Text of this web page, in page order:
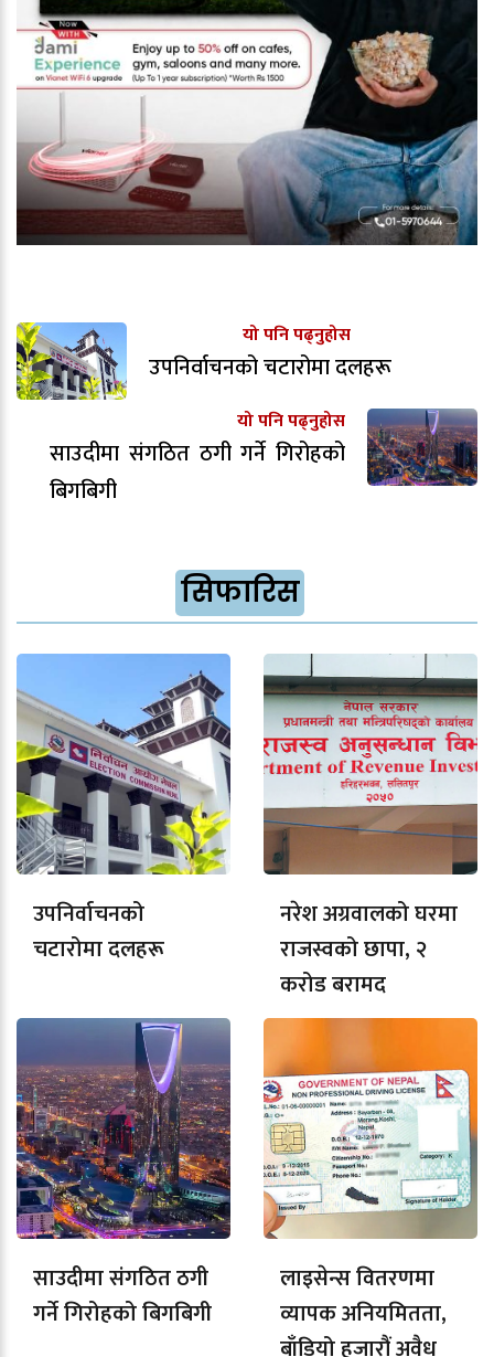
यो पनि पढ्नुहोस
उपनिर्वाचनको चटारोमा दलहरू
यो पनि पढ्नुहोस
साउदीमा संगठित ठगी गर्ने गिरोहको
बिगबिगी
सिफारिस
उपनिर्वाचनको
चटारोमा दलहरू
नरेश अग्रवालको घरमा
राजस्वको छापा, २
करोड बरामद
साउदीमा संगठित ठगी
गर्ने गिरोहको बिगबिगी
लाइसेन्स वितरणमा
व्यापक अनियमितता,
बाँडियो हजारौं अवैध